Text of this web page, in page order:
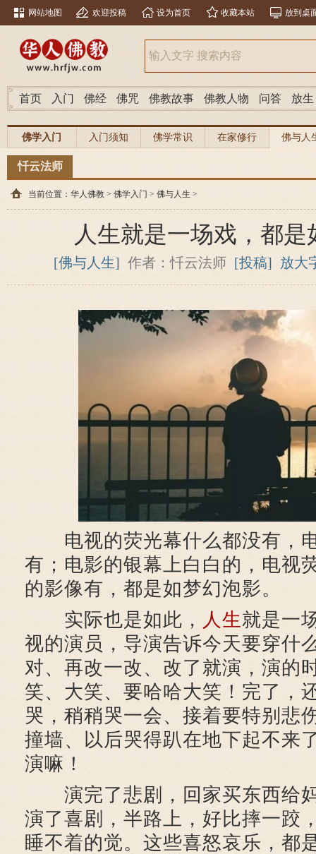
网站地图 欢迎投稿 设为首页 收藏本站 放到桌
首页 入门 佛经 佛咒 佛教故事 佛教人物 问答 放生
佛学入门 入门须知 佛学常识 在家修行 佛与人
忏云法师
当前位置： 华人佛教 > 佛学入门 > 佛与人生 >
人生就是一场戏，都是
[佛与人生] 作者：忏云法师 [投稿] 放大
电视的荧光幕什么都没有，
有；电影的银幕上白白的，电视
的影像有，都是如梦幻泡影。
实际也是如此， 人生就是一
视的演员，导演告诉今天要穿什
对、再改一改、改了就演，演的
笑、大笑、要哈哈大笑！完了，
哭，稍稍哭一会、接着要特别悲
撞墙、以后哭得趴在地下起不来
演嘛！
演完了悲剧，回家买东西给
演了喜剧，半路上，好比摔一跤
睡不着的觉。这些喜怒哀乐，都